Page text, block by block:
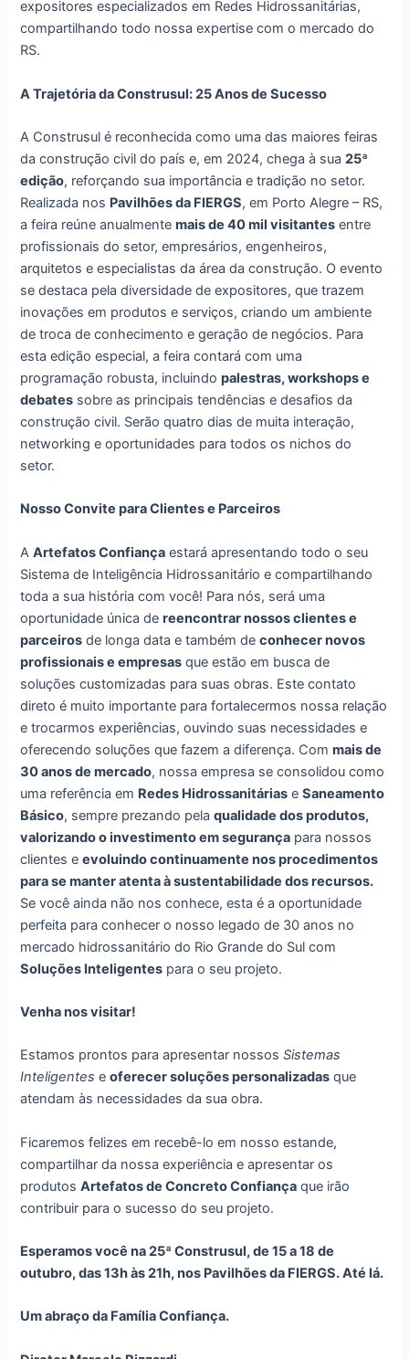
expositores especializados em Redes Hidrossanitárias,
compartilhando todo nossa expertise com o mercado do
RS.
A Trajetória da Construsul: 25 Anos de Sucesso
A Construsul é reconhecida como uma das maiores feiras
da construção civil do país e, em 2024, chega à sua25ª
edição, reforçando sua importância e tradição no setor.
Realizada nos Pavilhões da FIERGS, em Porto Alegre – RS,
a feira reúne anualmentemais de 40 mil visitantes entre
profissionais do setor, empresários, engenheiros,
arquitetos e especialistas da área da construção. O evento
se destaca pela diversidade de expositores, que trazem
inovações em produtos e serviços, criando um ambiente
de troca de conhecimento e geração de negócios. Para
esta edição especial, a feira contará com uma
programação robusta, incluindopalestras, workshops e
debates sobre as principais tendências e desafios da
construção civil. Serão quatro dias de muita interação,
networking e oportunidades para todos os nichos do
setor.
Nosso Convite para Clientes e Parceiros
AArtefatos Confiança estará apresentando todo o seu
Sistema de Inteligência Hidrossanitário e compartilhando
toda a sua história com você! Para nós, será uma
oportunidade única dereencontrar nossos clientes e
parceiros de longa data e também deconhecer novos
profissionais e empresas que estão em busca de
soluções customizadas para suas obras. Este contato
direto é muito importante para fortalecermos nossa relação
e trocarmos experiências, ouvindo suas necessidades e
oferecendo soluções que fazem a diferença. Commais de
30 anos de mercado, nossa empresa se consolidou como
uma referência em Redes Hidrossanitárias eSaneamento
Básico, sempre prezando pelaqualidade dos produtos,
valorizando o investimento em segurança para nossos
clientes eevoluindo continuamente nos procedimentos
para se manter atenta à sustentabilidade dos recursos.
Se você ainda não nos conhece, esta é a oportunidade
perfeita para conhecer o nosso legado de 30 anos no
mercado hidrossanitário do Rio Grande do Sul com
Soluções Inteligentes para o seu projeto.
Venha nos visitar!
Estamos prontos para apresentar nossosSistemas
Inteligentes eoferecer soluções personalizadas que
atendam às necessidades da sua obra.
Ficaremos felizes em recebê-lo em nosso estande,
compartilhar da nossa experiência e apresentar os
produtosArtefatos de Concreto Confiança que irão
contribuir para o sucesso do seu projeto.
Esperamos você na 25ª Construsul, de 15 a 18 de
outubro, das 13h às 21h, nos Pavilhões da FIERGS. Até lá.
Um abraço da Família Confiança.